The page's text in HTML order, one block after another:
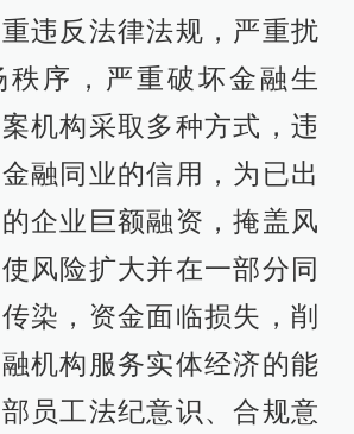
违反法律法规，严重扰
秩序，严重破坏金融生
机构采取多种方式，违
融同业的信用，为已出
企业巨额融资，掩盖风
风险扩大并在一部分同
染，资金面临损失，削
机构服务实体经济的能
员工法纪意识、合规意